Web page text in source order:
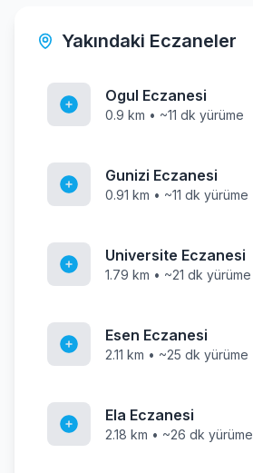
Yakındaki Eczaneler
Ogul Eczanesi
0.9 km • ~11 dk yürüme
Gunizi Eczanesi
0.91 km • ~11 dk yürüme
Universite Eczanesi
1.79 km • ~21 dk yürüme
Esen Eczanesi
2.11 km • ~25 dk yürüme
Ela Eczanesi
2.18 km • ~26 dk yürüme